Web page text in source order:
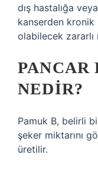
dış hastalığa
kanserden
olabilecek zararlı
PANCAR
NEDIR?
Pamuk B, belirli
şeker miktarını
üretilir.